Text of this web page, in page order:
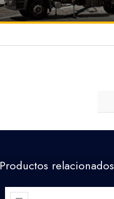
Productos relacionados